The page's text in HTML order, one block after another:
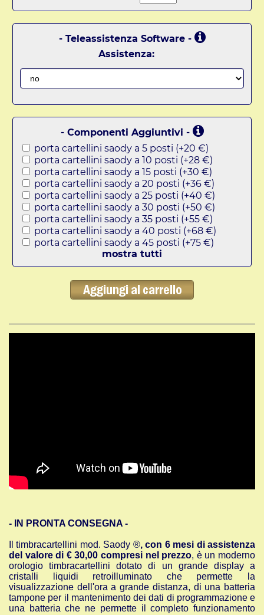
- Teleassistenza Software -
Assistenza:
- Componenti Aggiuntivi -
porta cartellini saody a 5 posti (+20 €)
porta cartellini saody a 10 posti (+28 €)
porta cartellini saody a 15 posti (+30 €)
porta cartellini saody a 20 posti (+36 €)
porta cartellini saody a 25 posti (+40 €)
porta cartellini saody a 30 posti (+50 €)
porta cartellini saody a 35 posti (+55 €)
porta cartellini saody a 40 posti (+68 €)
porta cartellini saody a 45 posti (+75 €)
mostra tutti
- IN PRONTA CONSEGNA -
Il timbracartellini mod. Saody ®, con 6 mesi di assistenza
del valore di € 30,00 compresi nel prezzo, è un moderno
orologio timbracartellini dotato di un grande display a
cristalli liquidi retroilluminato che permette la
visualizzazione dell'ora a grande distanza, di una batteria
tampone per il mantenimento dei dati di programmazione e
una batteria che ne permette il completo funzionamento